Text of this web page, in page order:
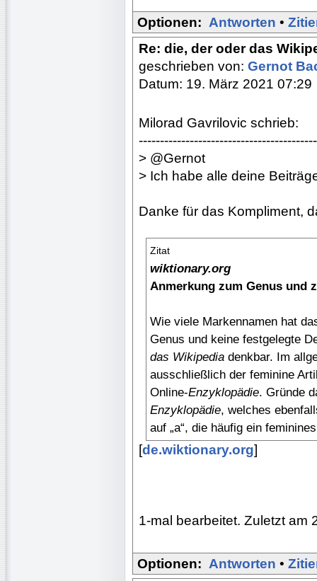
Optionen: Antworten •
Re: die, der oder das
geschrieben von: Gernot
Datum: 19. März 2021 07:29
Milorad Gavrilovic schrieb:
> @Gernot
> Ich habe alle deine
Danke für das Kompliment,
Zitat
wiktionary.org
Anmerkung zum Genus und
Wie viele Markennamen hat
Genus und keine festgelegte
das Wikipedia denkbar. Im
ausschließlich der feminine
Online-Enzyklopädie. Gründe
Enzyklopädie, welches
auf „a“, die häufig ein
[de.wiktionary.org]
1-mal bearbeitet. Zuletzt am
Optionen: Antworten •